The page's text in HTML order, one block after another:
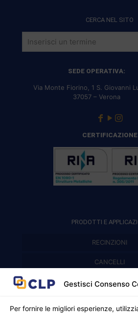
Gestisci Consenso
Per fornire le migliori esperienze,
CERCA NEL SITO
SEDE OPERATIVA:
Via Monte Fiorino, 1 S. Giovanni
37057 – Verona
CERTIFICAZIONE
PRODOTTI E
RECINZIONI
Recinzioni
Recinzioni a
CANCELLI
Cancelli
APPLICAZIONI